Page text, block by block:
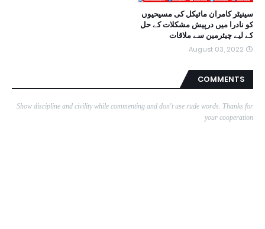
سینیٹر کامران مائیکل کی مسیحیوں
کو نادرا میں درپیش مشکلات کے حل
کے لیے چیئرمین سے ملاقات
August 03, 2022
COMMENTS
Show discipline and civility while commenting and don't use rude words. Thanks for
your cooperation